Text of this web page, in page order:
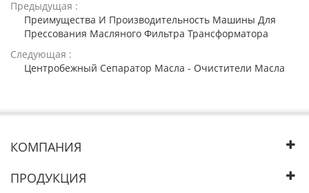
Предыдущая :
Преимущества И Производительность Машины Для
Прессования Масляного Фильтра Трансформатора
Следующая :
Центробежный Сепаратор Масла - Очистители Масла
КОМПАНИЯ
ПРОДУКЦИЯ